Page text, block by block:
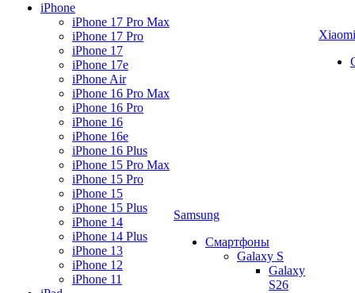
iPhone
iPhone 17 Pro Max
iPhone 17 Pro
iPhone 17
iPhone 17e
iPhone Air
iPhone 16 Pro Max
iPhone 16 Pro
iPhone 16
iPhone 16e
iPhone 16 Plus
iPhone 15 Pro Max
iPhone 15 Pro
iPhone 15
iPhone 15 Plus
iPhone 14
iPhone 14 Plus
iPhone 13
iPhone 12
iPhone 11
Samsung
Смартфоны
Galaxy S
Galaxy
S26
Xiaomi